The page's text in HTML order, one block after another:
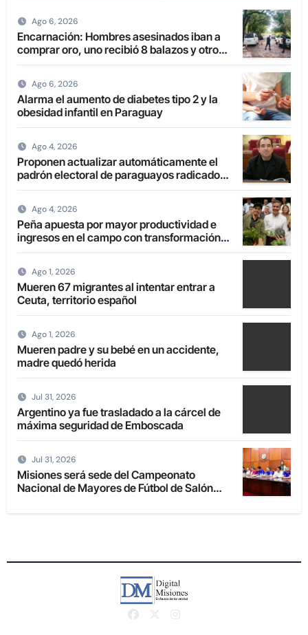
Ago 6, 2026
Encarnación: Hombres asesinados iban a
comprar oro, uno recibió 8 balazos y otro
uno en la boca
Ago 6, 2026
Alarma el aumento de diabetes tipo 2 y la
obesidad infantil en Paraguay
Ago 4, 2026
Proponen actualizar automáticamente el
padrón electoral de paraguayos radicados
en el extranjero
Ago 4, 2026
Peña apuesta por mayor productividad e
ingresos en el campo con transformación
de la agricultura familiar
Ago 1, 2026
Mueren 67 migrantes al intentar entrar a
Ceuta, territorio español
Ago 1, 2026
Mueren padre y su bebé en un accidente,
madre quedó herida
Jul 31, 2026
Argentino ya fue trasladado a la cárcel de
máxima seguridad de Emboscada
Jul 31, 2026
Misiones será sede del Campeonato
Nacional de Mayores de Fútbol de Salón